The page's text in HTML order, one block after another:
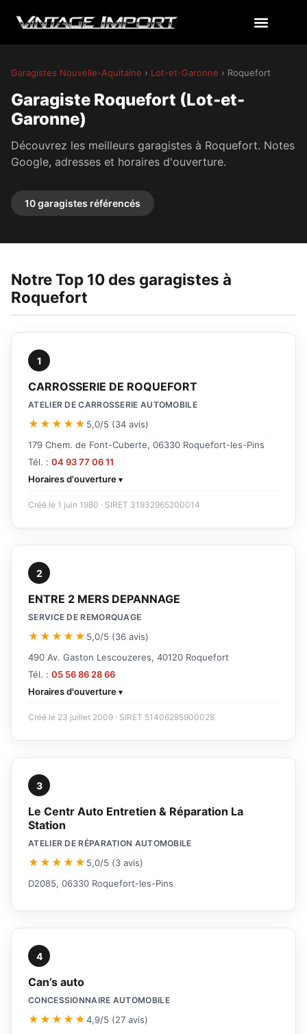
Garagistes Nouvelle-Aquitaine › Lot-et-Garonne › Roquefort
Garagiste Roquefort (Lot-et-
Garonne)
Découvrez les meilleurs garagistes à Roquefort. Notes
Google, adresses et horaires d'ouverture.
10 garagistes référencés
Notre Top 10 des garagistes à
Roquefort
1
CARROSSERIE DE ROQUEFORT
ATELIER DE CARROSSERIE AUTOMOBILE
★★★★★ 5,0/5 (34 avis)
179 Chem. de Font-Cuberte, 06330 Roquefort-les-Pins
Tél. : 04 93 77 06 11
Horaires d'ouverture
Créé le 1 juin 1980 · SIRET 31932965200014
2
ENTRE 2 MERS DEPANNAGE
SERVICE DE REMORQUAGE
★★★★★ 5,0/5 (36 avis)
490 Av. Gaston Lescouzeres, 40120 Roquefort
Tél. : 05 56 86 28 66
Horaires d'ouverture
Créé le 23 juillet 2009 · SIRET 51406295900028
3
Le Centr Auto Entretien & Réparation La
Station
ATELIER DE RÉPARATION AUTOMOBILE
★★★★★ 5,0/5 (3 avis)
D2085, 06330 Roquefort-les-Pins
4
Can’s auto
CONCESSIONNAIRE AUTOMOBILE
★★★★★4,9/5 (27 avis)